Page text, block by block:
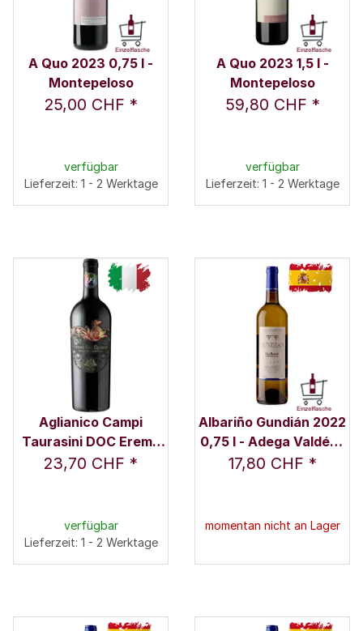
A Quo 2023 0,75 l -
Montepeloso
25,00 CHF *
verfügbar
Lieferzeit: 1 - 2 Werktage
A Quo 2023 1,5 l -
Montepeloso
59,80 CHF *
verfügbar
Lieferzeit: 1 - 2 Werktage
Aglianico Campi
Taurasini DOC Eremo
San Quirico 2019 0,75 l
23,70 CHF *
verfügbar
Lieferzeit: 1 - 2 Werktage
Albariño Gundián 2022
0,75 l - Adega Valdés /
Familie Valdés
17,80 CHF *
momentan nicht an Lager